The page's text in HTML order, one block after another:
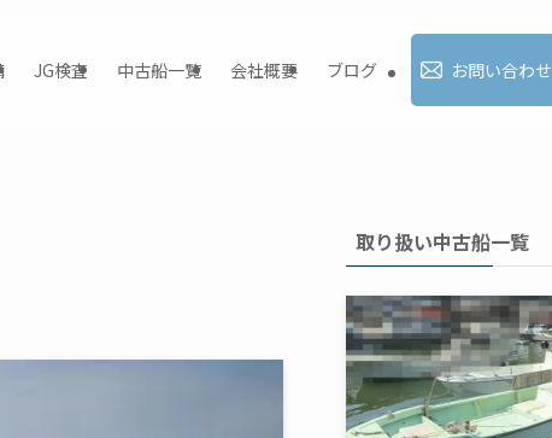
JG検査 中古船一覧 会社概要 ブログ お問い合わせ
取り扱い中古船一覧